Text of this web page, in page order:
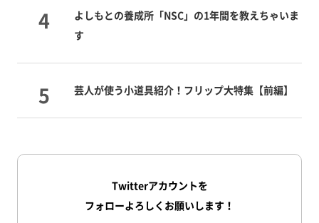
よしもとの養成所「NSC」の1年間を教えちゃいま
す
芸人が使う小道具紹介！フリップ大特集【前編】
Twitterアカウントを
フォローよろしくお願いします！